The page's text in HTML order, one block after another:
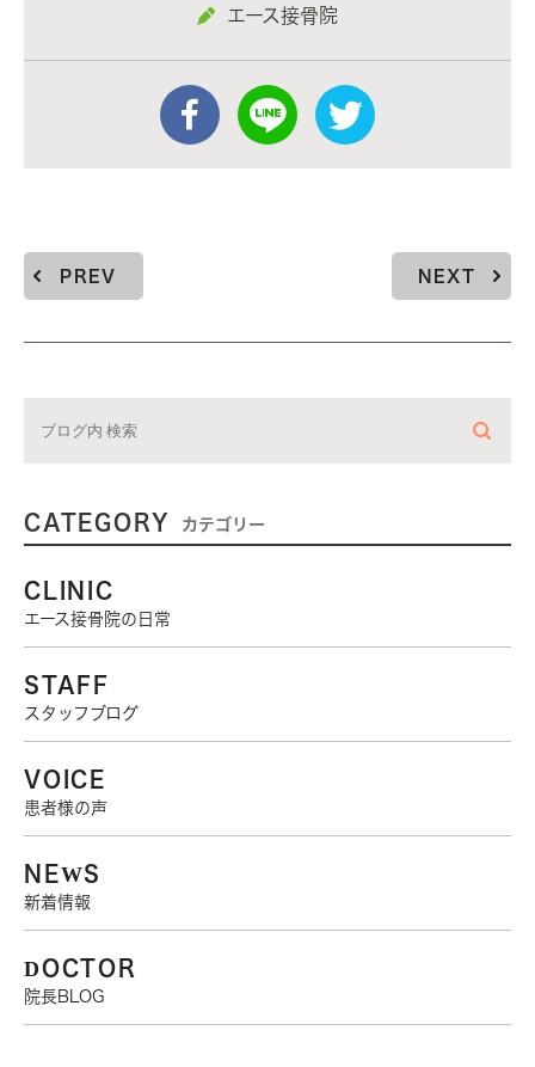
エース接骨院
PREV NEXT
CATEGORY カテゴリー
CLINIC
エース接骨院の日常
STAFF
スタッフブログ
VOICE
患者様の声
NEWS
新着情報
DOCTOR
院長BLOG